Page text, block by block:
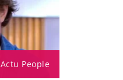
Actu People